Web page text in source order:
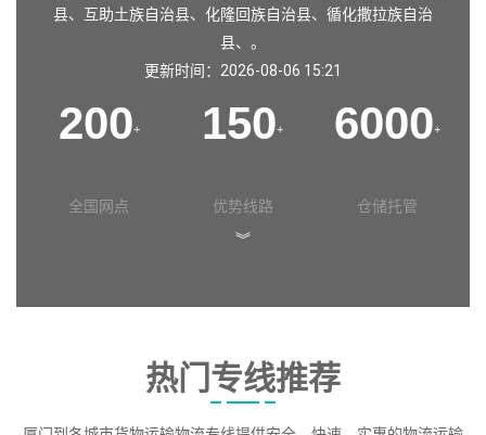
县、 互助土族自治县、 化隆回族自治县、 循化撒拉族自治
县、。
更新时间：2026-08-06 15:21
200+
全国网点
150+
优势线路
6000+
仓储托管
︾
热门专线推荐